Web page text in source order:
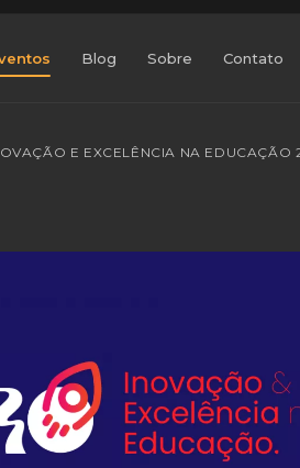
Blog Sobre Contato
E EXCELÊNCIA NA